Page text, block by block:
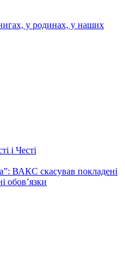
у родинах, у наших
і Честі
ВАКС скасував покладені
обов’язки